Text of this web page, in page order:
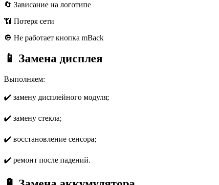
🔄 Зависание на логотипе
📶 Потеря сети
🔘 Не работает кнопка mBack
📱 Замена дисплея
Выполняем:
✔️ замену дисплейного модуля;
✔️ замену стекла;
✔️ восстановление сенсора;
✔️ ремонт после падений.